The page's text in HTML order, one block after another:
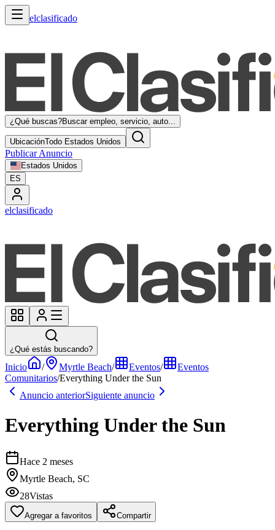
elclasificado
¿Qué buscas?Buscar empleo, servicio, auto...
UbicaciónTodo Estados Unidos
Publicar Anuncio
Estados Unidos
ES
elclasificado
¿Qué estás buscando?
Inicio / Myrtle Beach/ Eventos/
Eventos
Comunitarios/Everything Under the Sun
Anuncio anteriorSiguiente anuncio
Everything Under the Sun
Hace 2 meses
Myrtle Beach, SC
28Vistas
Agregar a favoritos Compartir